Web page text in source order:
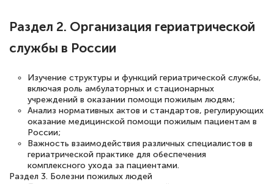
12 марта 2026
Спасибо большое Академии! Грамотное,
понятно! Проходила повышение
квалификации. Ещё раз - СПАСИБО!
Елена Петрикс
Знаток города 5 уровня
Раздел 2. Организация гериатрической
службы в России
Изучение структуры и функций гериатрической службы,
включая роль амбулаторных и стационарных
учреждений в оказании помощи пожилым людям;
Анализ нормативных актов и стандартов, регулирующих
оказание медицинской помощи пожилым пациентам в
России;
Важность взаимодействия различных специалистов в
гериатрической практике для обеспечения
комплексного ухода за пациентами.
Раздел 3. Болезни пожилых людей